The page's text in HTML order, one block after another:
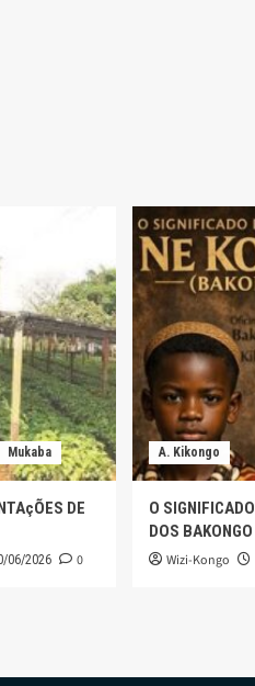
Mukaba
DE
06/2026 0
A. Kikongo
O
DOS BAKONGO
Wizi-Kongo